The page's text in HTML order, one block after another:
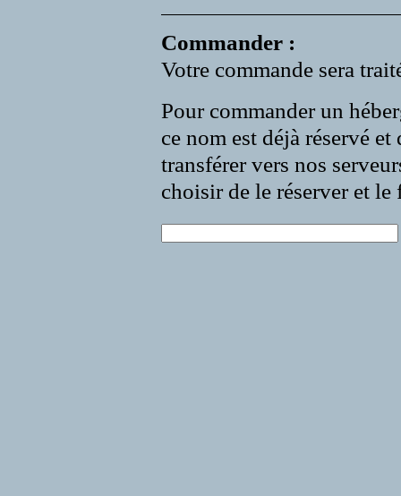
Commander :
Votre commande sera
Pour commander un
ce nom est déjà réservé
transférer vers nos
choisir de le réserver et